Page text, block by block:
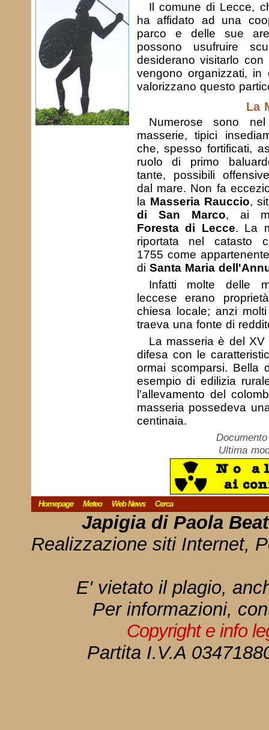
Il comune di Lecce,
ha affidato ad una
parco e delle sue
possono usufruire
desiderano visitarlo
vengono organizzati,
valorizzano questo
La
Numerose sono
masserie, tipici
che, spesso fortificati,
ruolo di primo
tante, possibili
dal mare. Non fa
la Masseria Rauccio,
di San Marco, ai
Foresta di Lecce. La
riportata nel catasto
1755 come
di Santa Maria
Infatti molte delle
leccese erano
chiesa locale; anzi
traeva una fonte di
La masseria è del
difesa con le
ormai scomparsi.
esempio di edilizia
l'allevamento del
masseria possedeva
centinaia.
Ultima
Homepage Meteo Web News Cerca
Japigia di Paola
Realizzazione siti Internet,
E' vietato il plagio,
Per informazioni,
Copyright e info
Partita I.V.A